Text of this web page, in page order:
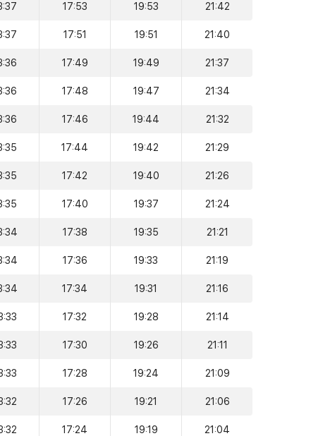
17:53 19:53 21:42
17:51 19:51 21:40
17:49 19:49 21:37
17:48 19:47 21:34
17:46 19:44 21:32
17:44 19:42 21:29
17:42 19:40 21:26
17:40 19:37 21:24
17:38 19:35 21:21
17:36 19:33 21:19
17:34 19:31 21:16
17:32 19:28 21:14
17:30 19:26 21:11
17:28 19:24 21:09
17:26 19:21 21:06
17:24 19:19 21:04